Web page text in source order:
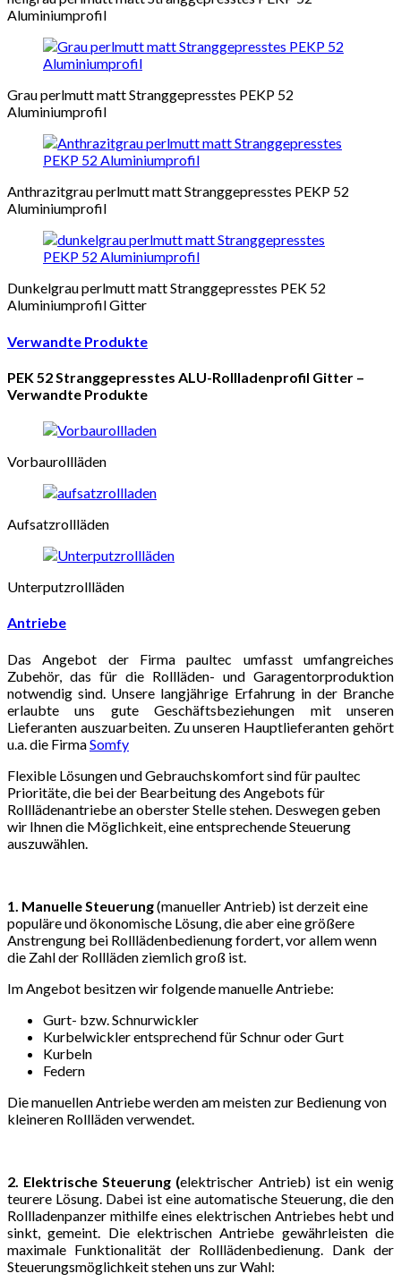
Aluminiumprofil
Grau perlmutt matt Stranggepresstes PEKP 52
Aluminiumprofil
Anthrazitgrau perlmutt matt Stranggepresstes PEKP 52
Aluminiumprofil
Dunkelgrau perlmutt matt Stranggepresstes PEK 52
Aluminiumprofil Gitter
Verwandte Produkte
PEK 52 Stranggepresstes ALU-Rollladenprofil Gitter –
Verwandte Produkte
Vorbaurollläden
Aufsatzrollläden
Unterputzrollläden
Antriebe
Das Angebot der Firma paultec umfasst umfangreiches
Zubehör, das für die Rollläden- und Garagentorproduktion
notwendig sind. Unsere langjährige Erfahrung in der Branche
erlaubte uns gute Geschäftsbeziehungen mit unseren
Lieferanten auszuarbeiten. Zu unseren Hauptlieferanten gehört
u.a. die FirmaSomfy
Flexible Lösungen und Gebrauchskomfort sind für paultec
Prioritäte, die bei der Bearbeitung des Angebots für
Rolllädenantriebe an oberster Stelle stehen. Deswegen geben
wir Ihnen die Möglichkeit, eine entsprechende Steuerung
auszuwählen.
1. Manuelle Steuerung(manueller Antrieb) ist derzeit eine
populäre und ökonomische Lösung, die aber eine größere
Anstrengung bei Rolllädenbedienung fordert, vor allem wenn
die Zahl der Rollläden ziemlich groß ist.
Im Angebot besitzen wir folgende manuelle Antriebe:
Gurt- bzw. Schnurwickler
Kurbelwickler entsprechend für Schnur oder Gurt
Kurbeln
Federn
Die manuellen Antriebe werden am meisten zur Bedienung von
kleineren Rollläden verwendet.
2. Elektrische Steuerung (elektrischer Antrieb) ist ein wenig
teurere Lösung. Dabei ist eine automatische Steuerung, die den
Rollladenpanzer mithilfe eines elektrischen Antriebes hebt und
sinkt, gemeint. Die elektrischen Antriebe gewährleisten die
maximale Funktionalität der Rolllädenbedienung. Dank der
Steuerungsmöglichkeit stehen uns zur Wahl: